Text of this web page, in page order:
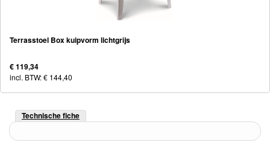
Terrasstoel Box kuipvorm lichtgrijs
€ 119,34
incl. BTW: € 144,40
Technische fiche